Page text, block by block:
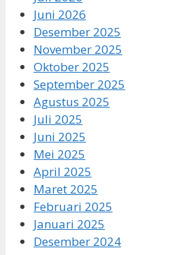
Juni 2026
Desember 2025
November 2025
Oktober 2025
September 2025
Agustus 2025
Juli 2025
Juni 2025
Mei 2025
April 2025
Maret 2025
Februari 2025
Januari 2025
Desember 2024